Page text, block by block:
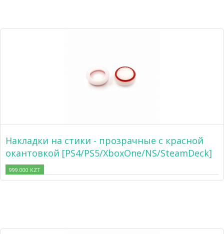
Накладки на стики - прозрачные с красной
окантовкой [PS4/PS5/XboxOne/NS/SteamDeck]
999.000 KZT